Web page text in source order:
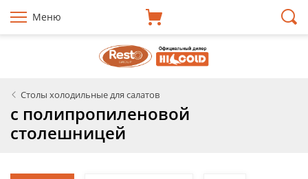
Меню
Столы холодильные для салатов
с полипропиленовой
столешницей